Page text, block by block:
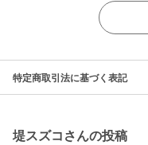
特定商取引法に基づく表記
堤スズコさんの投稿